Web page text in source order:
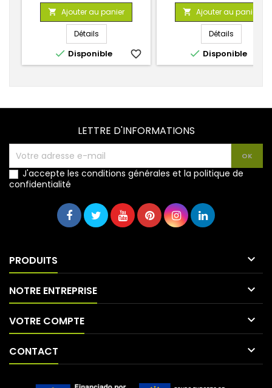
de
base
 Ajouter au panier
Détails
 Disponible favorite_border
de
base
 Ajouter au panier
Détails
 Disponible
LETTRE D'INFORMATIONS
J'accepte les conditions générales et la politique de
confidentialité
PRODUITS 
NOTRE ENTREPRISE 
VOTRE COMPTE 
CONTACT 